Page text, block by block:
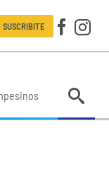
SUSCRIBITE